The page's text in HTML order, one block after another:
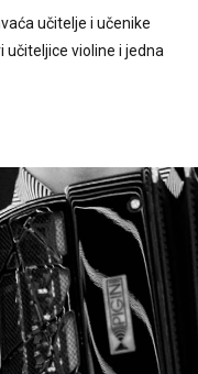
učitelje i učenike
učiteljice violine i jedna